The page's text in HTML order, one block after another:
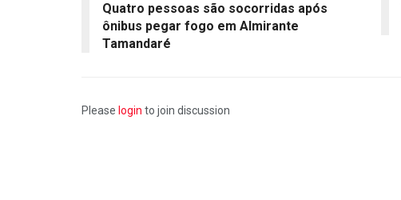
Quatro pessoas são socorridas após
ônibus pegar fogo em Almirante
Tamandaré
Please login to join discussion